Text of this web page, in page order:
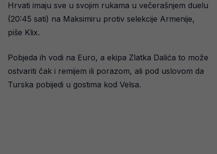
Hrvati imaju sve u svojim rukama u večerašnjem duelu
(20:45 sati) na Maksimiru protiv selekcije Armenije,
piše Klix.
Pobjeda ih vodi na Euro, a ekipa Zlatka Dalića to može
ostvariti čak i remijem ili porazom, ali pod uslovom da
Turska pobijedi u gostima kod Velsa.